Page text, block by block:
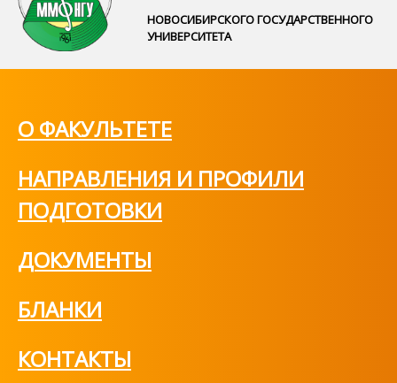
НОВОСИБИРСКОГО ГОСУДАРСТВЕННОГО
УНИВЕРСИТЕТА
О ФАКУЛЬТЕТЕ
НАПРАВЛЕНИЯ И ПРОФИЛИ
ПОДГОТОВКИ
ДОКУМЕНТЫ
БЛАНКИ
КОНТАКТЫ